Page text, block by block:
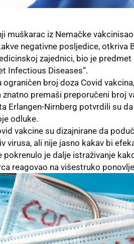
muškarac iz Nemačke
negativne posljedice, otkriva
zajednici, bio je
Infectious Diseases“.
broj doza Covid
premaši preporučeni broj
Erlangen-Nirnberg potvrdili su
odluke.
vakcine su dizajnirane da
virusa, ali nije jasno kakav bi
je dalje istraživanje
reagovao na višestruko